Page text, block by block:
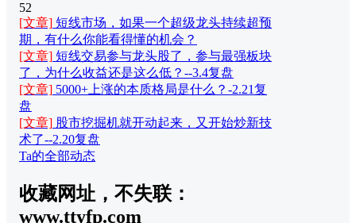
52
[文章] 短线市场，如果一个超级龙头持续超预
期，有什么你能看得懂的机会？
[文章] 短线交易参与龙头股了，参与最强板块
了，为什么收益还是这么低？--3.4复盘
[文章] 5000+上涨的本质格局是什么？-2.21复
盘
[文章] 股市挖掘机就开动起来，又开始炒新技
术了--2.20复盘
Ta的全部动态
收藏网址，不失联：
www.ttyfp.com